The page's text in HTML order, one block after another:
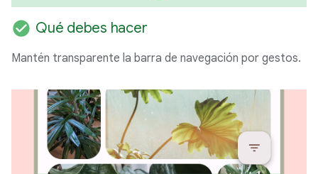
check_circle Qué debes hacer
Mantén transparente la barra de navegación por gestos.